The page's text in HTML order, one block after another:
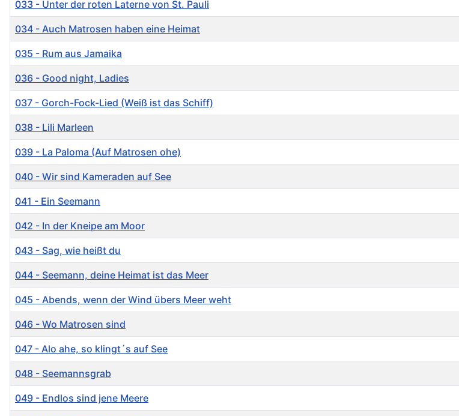
033 - Unter der roten Laterne von St. Pauli
034 - Auch Matrosen haben eine Heimat
035 - Rum aus Jamaika
036 - Good night, Ladies
037 - Gorch-Fock-Lied (Weiß ist das Schiff)
038 - Lili Marleen
039 - La Paloma (Auf Matrosen ohe)
040 - Wir sind Kameraden auf See
041 - Ein Seemann
042 - In der Kneipe am Moor
043 - Sag, wie heißt du
044 - Seemann, deine Heimat ist das Meer
045 - Abends, wenn der Wind übers Meer weht
046 - Wo Matrosen sind
047 - Alo ahe, so klingt´s auf See
048 - Seemannsgrab
049 - Endlos sind jene Meere